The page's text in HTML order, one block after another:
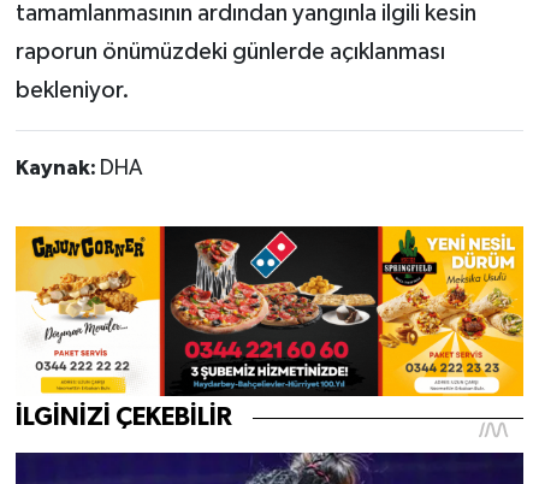
tamamlanmasının ardından yangınla ilgili kesin
raporun önümüzdeki günlerde açıklanması
bekleniyor.
Kaynak: DHA